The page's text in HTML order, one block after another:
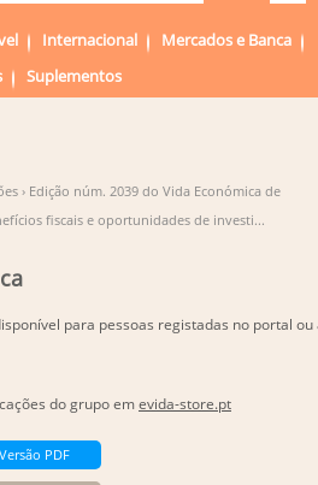
Internacional
Mercados e Banca
Suplementos
› Edição núm. 2039 do Vida Económica de
fiscais e oportunidades de investi...
para pessoas registadas no portal
do grupo emevida-store.pt
Versão PDF